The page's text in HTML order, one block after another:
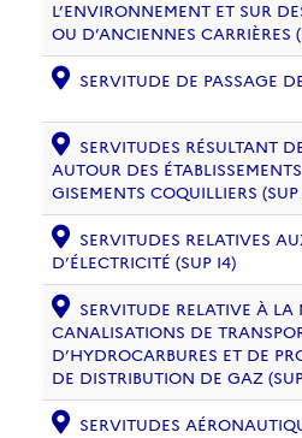
L’ENVIRONNEMENT ET SUR
OU D’ANCIENNES CARRIÈRES
SERVITUDE DE PASSAGE
SERVITUDES RÉSULTANT
AUTOUR DES
GISEMENTS COQUILLIERS
SERVITUDES RELATIVES
D’ÉLECTRICITÉ (SUP I4)
SERVITUDE RELATIVE À
CANALISATIONS DE
D’HYDROCARBURES ET DE
DE DISTRIBUTION DE GAZ
SERVITUDES